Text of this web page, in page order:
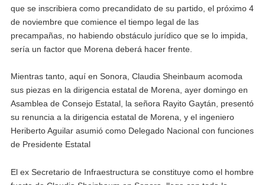
que se inscribiera como precandidato de su partido, el próximo 4
de noviembre que comience el tiempo legal de las
precampañas, no habiendo obstáculo jurídico que se lo impida,
sería un factor que Morena deberá hacer frente.
Mientras tanto, aquí en Sonora, Claudia Sheinbaum acomoda
sus piezas en la dirigencia estatal de Morena, ayer domingo en
Asamblea de Consejo Estatal, la señora Rayito Gaytán, presentó
su renuncia a la dirigencia estatal de Morena, y el ingeniero
Heriberto Aguilar asumió como Delegado Nacional con funciones
de Presidente Estatal
El ex Secretario de Infraestructura se constituye como el hombre